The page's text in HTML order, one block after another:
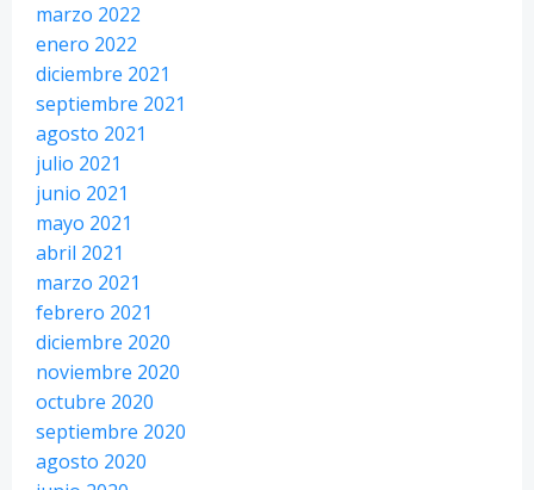
marzo 2022
enero 2022
diciembre 2021
septiembre 2021
agosto 2021
julio 2021
junio 2021
mayo 2021
abril 2021
marzo 2021
febrero 2021
diciembre 2020
noviembre 2020
octubre 2020
septiembre 2020
agosto 2020